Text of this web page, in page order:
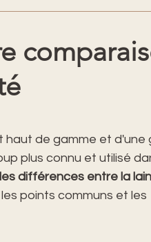
haut de gamme et d'une
plus connu et utilisé
différences entre la
points communs et les